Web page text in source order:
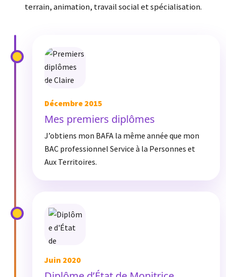
terrain, animation, travail social et spécialisation.
Décembre 2015
Mes premiers diplômes
J’obtiens mon BAFA la même année que mon
BAC professionnel Service à la Personnes et
Aux Territoires.
Juin 2020